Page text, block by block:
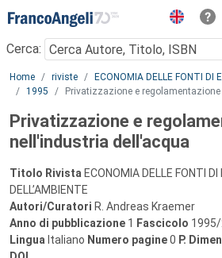
Menu
Cerca:
Main content
Home riviste
ECONOMIA DELLE FONTI DI
1995
Privatizzazione e
Privatizzazione e
nell'industria dell'acqua
Titolo Rivista ECONOMIA DELLE FONTI DI
DELL’AMBIENTE
Autori/Curatori R. Andreas Kraemer
Anno di pubblicazione 1 Fascicolo
Lingua Italiano Numero pagine0 P.